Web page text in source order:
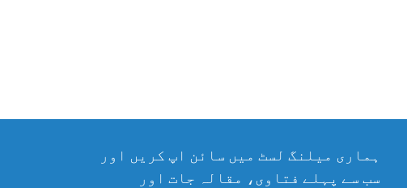
ہماری میلنگ لسٹ میں سائن اپ کریں اور
سب سے پہلے فتاوی، مقالہ جات اور